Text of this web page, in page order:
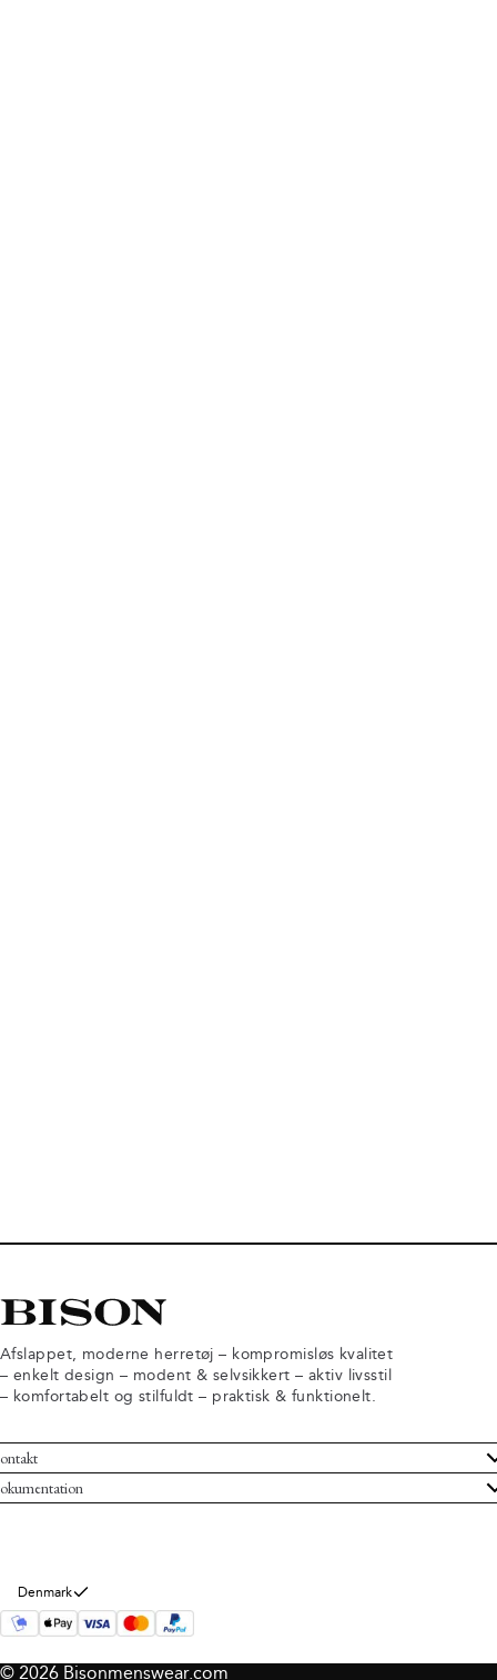
Afslappet, moderne herretøj – kompromisløs kvalitet
– enkelt design – modent & selvsikkert – aktiv livsstil
– komfortabelt og stilfuldt – praktisk & funktionelt.
Bisoninformation
Denmark
© 2026 Bisonmenswear.com